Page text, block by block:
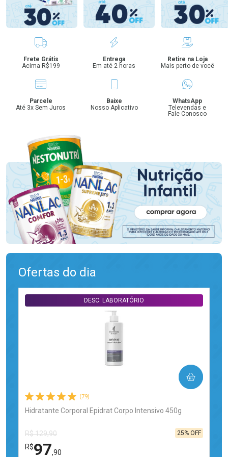
Benefícios
Frete Grátis
Acima R$199
Entrega
Em até 2 horas
Retire na Loja
Mais perto de você
Parcele
Até 3x Sem Juros
Baixe
Nosso Aplicativo
WhatsApp
Televendas e
Fale Conosco
Ofertas do dia
(79)
Hidratante Corporal Epidrat Corpo Intensivo 450g
DESC. LABORATÓRIO
R$ 129,90
R$97,90
25% OFF
COMPRAR